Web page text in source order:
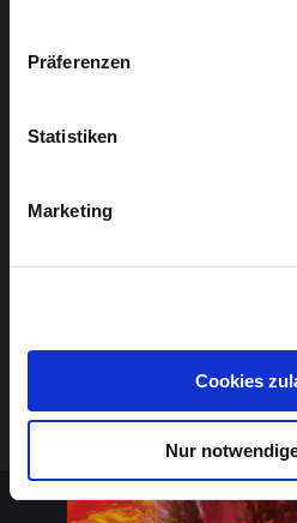
Präferenzen
Statistiken
Marketing
Cookies
Nur
Sponsoren-Inhalt